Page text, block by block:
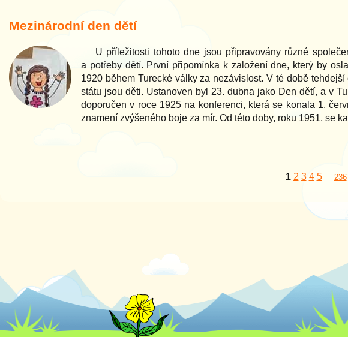
Mezinárodní den dětí
U příležitosti tohoto dne jsou připravovány různé
a potřeby dětí. První připomínka k založení dne, který by
1920 během Turecké války za nezávislost. V té době
státu jsou děti. Ustanoven byl 23. dubna jako Den dětí, a v
doporučen v roce 1925 na konferenci, která se konala 1.
znamení zvýšeného boje za mír. Od této doby, roku 1951, se
1 2 3 4 5 236